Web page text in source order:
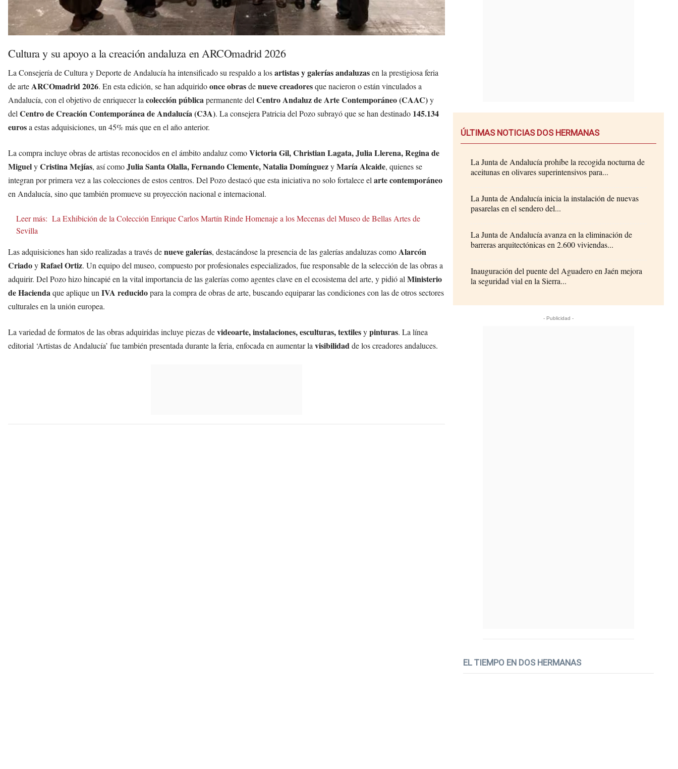
Cultura y su apoyo a la creación andaluza en ARCOmadrid 2026
La Consejería de Cultura y Deporte de Andalucía ha intensificado su respaldo a losartistas y galerías andaluzasen la prestigiosa feria
de arteARCOmadrid 2026. En esta edición, se han adquiridoonce obrasdenueve creadoresque nacieron o están vinculados a
Andalucía, con el objetivo de enriquecer lacolección públicapermanente delCentro Andaluz de Arte Contemporáneo (CAAC)y
delCentro de Creación Contemporánea de Andalucía (C3A). La consejera Patricia del Pozo subrayó que se han destinado 145.134
eurosa estas adquisiciones, un 45% más que en el año anterior.
La compra incluye obras de artistas reconocidos en el ámbito andaluz comoVictoria Gil, Christian Lagata, Julia Llerena, Regina de
MiguelyCristina Mejías, así comoJulia Santa Olalla, Fernando Clemente, Natalia DomínguezyMaría Alcaide, quienes se
integran por primera vez a las colecciones de estos centros. Del Pozo destacó que esta iniciativa no solo fortalece elarte contemporáneo
en Andalucía, sino que también promueve su proyección nacional e internacional.
Leer más: La Exhibición de la Colección Enrique Carlos Martín Rinde Homenaje a los Mecenas del Museo de Bellas Artes de
Sevilla
Las adquisiciones han sido realizadas a través denueve galerías, destacándose la presencia de las galerías andaluzas comoAlarcón
CriadoyRafael Ortiz. Un equipo del museo, compuesto por profesionales especializados, fue responsable de la selección de las obras a
adquirir. Del Pozo hizo hincapié en la vital importancia de las galerías como agentes clave en el ecosistema del arte, y pidió alMinisterio
de Haciendaque aplique unIVA reducidopara la compra de obras de arte, buscando equiparar las condiciones con las de otros sectores
culturales en la unión europea.
La variedad de formatos de las obras adquiridas incluye piezas devideoarte, instalaciones, esculturas, textilesypinturas. La línea
editorial ‘Artistas de Andalucía’ fue también presentada durante la feria, enfocada en aumentar lavisibilidadde los creadores andaluces.
ÚLTIMAS NOTICIAS DOS HERMANAS
La Junta de Andalucía prohíbe la recogida nocturna de
aceitunas en olivares superintensivos para...
La Junta de Andalucía inicia la instalación de nuevas
pasarelas en el sendero del...
La Junta de Andalucía avanza en la eliminación de
barreras arquitectónicas en 2.600 viviendas...
Inauguración del puente del Aguadero en Jaén mejora
la seguridad vial en la Sierra...
- Publicidad -
EL TIEMPO EN DOS HERMANAS